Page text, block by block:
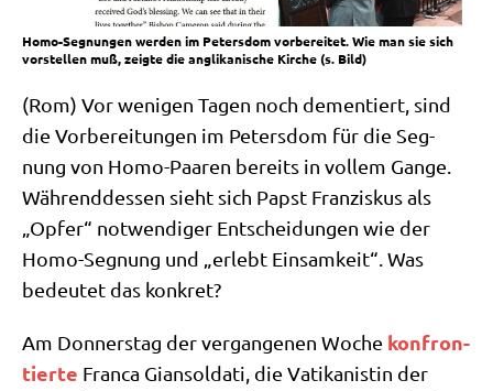
Homo-Segnungen werden im Petersdom vorbereitet. Wie man sie sich
vorstellen muß, zeigte die anglikanische Kirche (s. Bild)
(Rom) Vor weni­gen Tagen noch demen­tiert, sind
die Vor­be­rei­tun­gen im Peters­dom für die Seg­
nung von Homo-Paa­ren bereits in vol­lem Gan­ge.
Wäh­rend­des­sen sieht sich Papst Fran­zis­kus als
„Opfer“ not­wen­di­ger Ent­schei­dun­gen wie der
Homo-Seg­nung und „erlebt Ein­sam­keit“. Was
bedeu­tet das konkret?
Am Don­ners­tag der ver­gan­ge­nen Woche kon­fron­
tier­te Fran­ca Gian­sol­da­ti, die Vati­ka­ni­stin der